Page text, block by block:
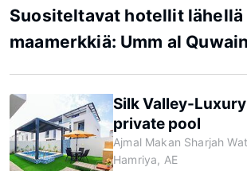
Suositeltavat hotellit lähellä
maamerkkiä: Umm al Quwain
Silk Valley-
private pool
Ajmal Makan Sharjah
Hamriya, AE